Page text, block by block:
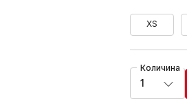
XS
Количина
1